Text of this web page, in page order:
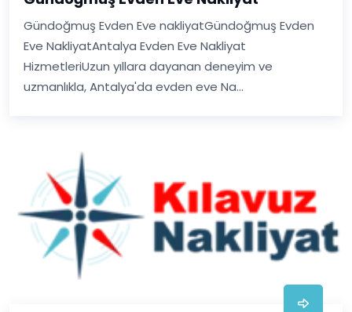
Gündoğmuş Evden Eve nakliyatGündoğmuş Evden
Eve NakliyatAntalya Evden Eve Nakliyat
HizmetleriUzun yıllara dayanan deneyim ve
uzmanlıkla, Antalya'da evden eve Na...